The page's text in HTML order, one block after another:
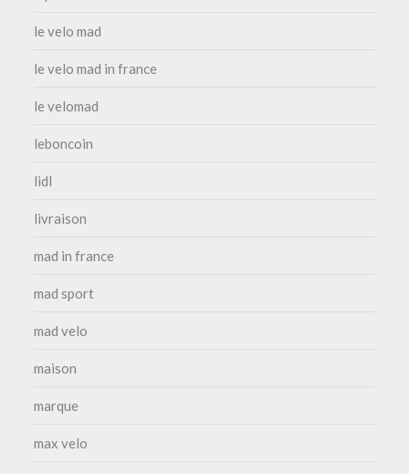
le velo mad
le velo mad in france
le velomad
leboncoin
lidl
livraison
mad in france
mad sport
mad velo
maison
marque
max velo